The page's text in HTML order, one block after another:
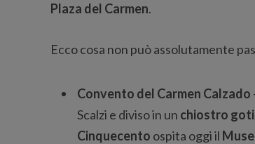
Plaza del Carmen.
Ecco cosa non può assolutamente
Convento del Carmen Calzado
Scalzi e diviso in un chiostro
Cinquecento ospita oggi il